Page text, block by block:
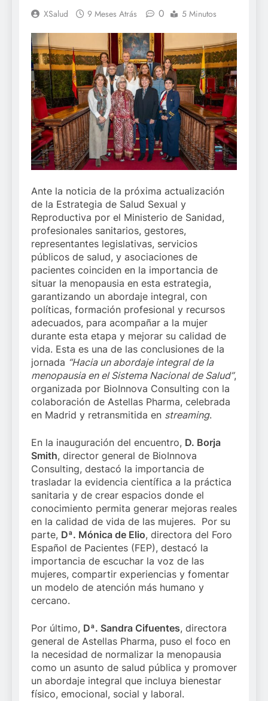
XSalud 9 Meses Atrás 0 5 Minutos
Ante la noticia de la próxima actualización
de la Estrategia de Salud Sexual y
Reproductiva por el Ministerio de Sanidad,
profesionales sanitarios, gestores,
representantes legislativas, servicios
públicos de salud, y asociaciones de
pacientes coinciden en la importancia de
situar la menopausia en esta estrategia,
garantizando un abordaje integral, con
políticas, formación profesional y recursos
adecuados, para acompañar a la mujer
durante esta etapa y mejorar su calidad de
vida. Esta es una de las conclusiones de la
jornada “Hacia un abordaje integral de la
menopausia en el Sistema Nacional de Salud”,
organizada por BioInnova Consulting con la
colaboración de Astellas Pharma, celebrada
en Madrid y retransmitida en streaming.
En la inauguración del encuentro, D. Borja
Smith, director general de BioInnova
Consulting, destacó la importancia de
trasladar la evidencia científica a la práctica
sanitaria y de crear espacios donde el
conocimiento permita generar mejoras reales
en la calidad de vida de las mujeres. Por su
parte, Dª. Mónica de Elio, directora del Foro
Español de Pacientes (FEP), destacó la
importancia de escuchar la voz de las
mujeres, compartir experiencias y fomentar
un modelo de atención más humano y
cercano.
Por último, Dª. Sandra Cifuentes, directora
general de Astellas Pharma, puso el foco en
la necesidad de normalizar la menopausia
como un asunto de salud pública y promover
un abordaje integral que incluya bienestar
físico, emocional, social y laboral.